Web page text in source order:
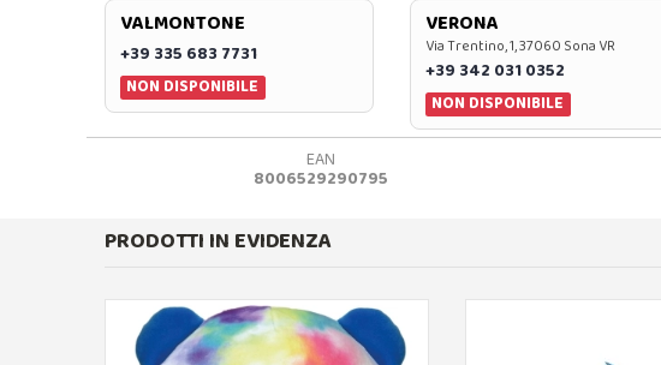
VALMONTONE
+39 335 683 7731
NON DISPONIBILE
VERONA
Via Trentino, 1, 37060 Sona VR
+39 342 031 0352
NON DISPONIBILE
EAN
8006529290795
PRODOTTI IN EVIDENZA